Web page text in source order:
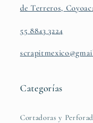
de Terreros,
55 8843 3224
Categorías
Cortadoras y